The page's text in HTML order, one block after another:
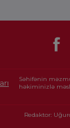
Səhifənin
həkiminizlə
Redaktor: